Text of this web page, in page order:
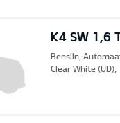
K4 SW 1,6
Bensiin,
Clear White (UD),